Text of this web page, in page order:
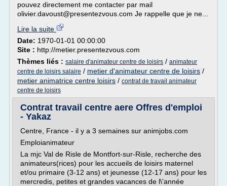
pouvez directement me contacter par mail
olivier.davoust@presentezvous.com Je rappelle que je ne...
Lire la suite
Date: 1970-01-01 00:00:00
Site : http://metier.presentezvous.com
Thèmes liés : salaire d'animateur centre de loisirs / animateur
centre de loisirs salaire / metier d'animateur centre de loisirs /
metier animatrice centre loisirs / contrat de travail animateur
centre de loisirs
Contrat travail centre aere Offres d'emploi
- Yakaz
Centre, France - il y a 3 semaines sur animjobs.com
Emploianimateur
La mjc Val de Risle de Montfort-sur-Risle, recherche des
animateurs(rices) pour les accueils de loisirs maternel
et/ou primaire (3-12 ans) et jeunesse (12-17 ans) pour les
mercredis, petites et grandes vacances de l\'année